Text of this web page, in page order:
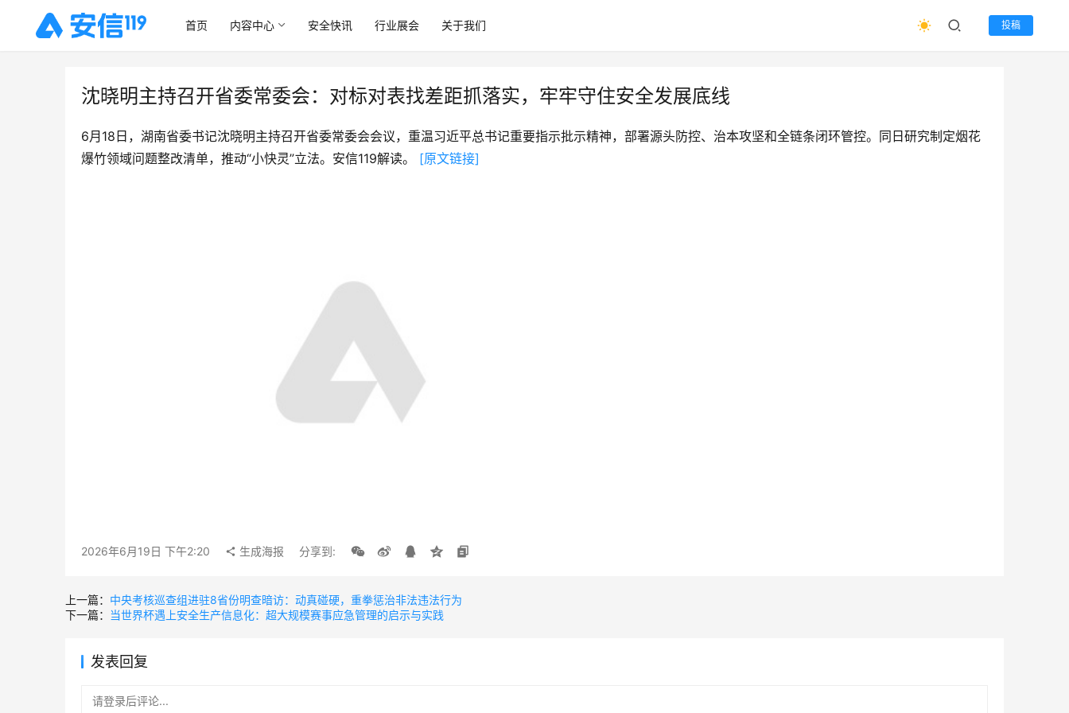
首页 内容中心 安全快讯 行业展会 关于我们 投稿
沈晓明主持召开省委常委会：对标对表找差距抓落实，牢牢守住安全发展底线
6月18日，湖南省委书记沈晓明主持召开省委常委会会议，重温习近平总书记重要指示批示精神，部署源头防控、治本攻坚和全链条闭环管控。同日研究制定烟花
爆竹领域问题整改清单，推动“小快灵”立法。安信119解读。 [原文链接]
2026年6月19日 下午2:20 生成海报 分享到:
上一篇： 中央考核巡查组进驻8省份明查暗访：动真碰硬，重拳惩治非法违法行为
下一篇： 当世界杯遇上安全生产信息化：超大规模赛事应急管理的启示与实践
发表回复
请登录后评论...